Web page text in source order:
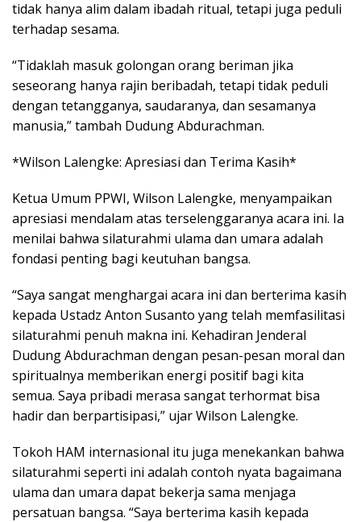
tidak hanya alim dalam ibadah ritual, tetapi juga peduli
terhadap sesama.
“Tidaklah masuk golongan orang beriman jika
seseorang hanya rajin beribadah, tetapi tidak peduli
dengan tetangganya, saudaranya, dan sesamanya
manusia,” tambah Dudung Abdurachman.
*Wilson Lalengke: Apresiasi dan Terima Kasih*
Ketua Umum PPWI, Wilson Lalengke, menyampaikan
apresiasi mendalam atas terselenggaranya acara ini. Ia
menilai bahwa silaturahmi ulama dan umara adalah
fondasi penting bagi keutuhan bangsa.
“Saya sangat menghargai acara ini dan berterima kasih
kepada Ustadz Anton Susanto yang telah memfasilitasi
silaturahmi penuh makna ini. Kehadiran Jenderal
Dudung Abdurachman dengan pesan-pesan moral dan
spiritualnya memberikan energi positif bagi kita
semua. Saya pribadi merasa sangat terhormat bisa
hadir dan berpartisipasi,” ujar Wilson Lalengke.
Tokoh HAM internasional itu juga menekankan bahwa
silaturahmi seperti ini adalah contoh nyata bagaimana
ulama dan umara dapat bekerja sama menjaga
persatuan bangsa. “Saya berterima kasih kepada